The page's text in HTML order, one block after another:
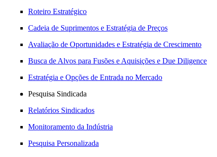
Roteiro Estratégico
Cadeia de Suprimentos e Estratégia de Preços
Avaliação de Oportunidades e Estratégia de Crescimento
Busca de Alvos para Fusões e Aquisições e Due Diligence
Estratégia e Opções de Entrada no Mercado
Pesquisa Sindicada
Relatórios Sindicados
Monitoramento da Indústria
Pesquisa Personalizada